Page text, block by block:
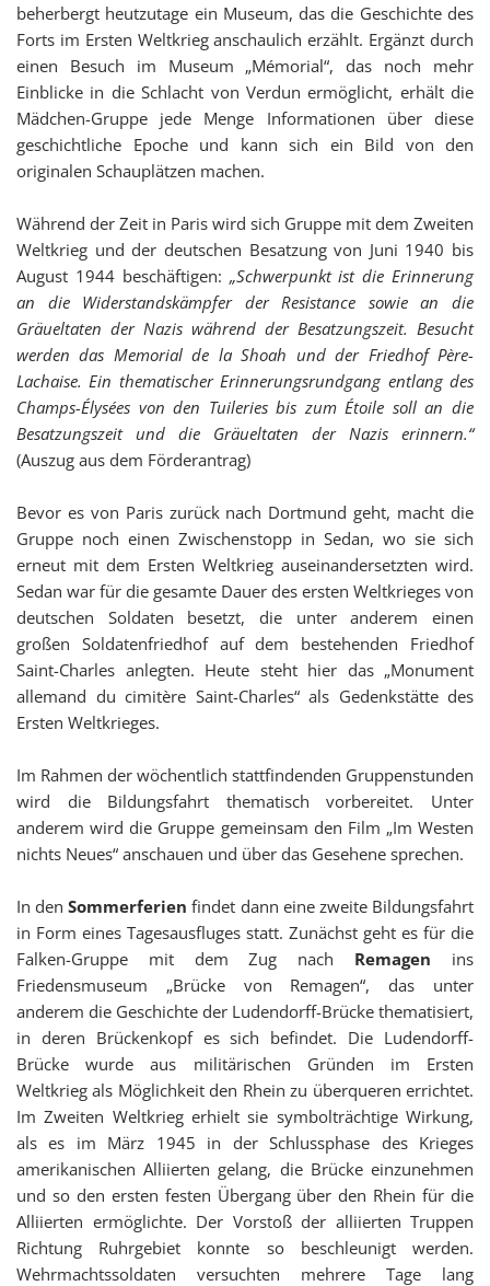
beherbergt heutzutage ein Museum, das die Geschichte des
Forts im Ersten Weltkrieg anschaulich erzählt. Ergänzt durch
einen Besuch im Museum „Mémorial“, das noch mehr
Einblicke in die Schlacht von Verdun ermöglicht, erhält die
Mädchen-Gruppe jede Menge Informationen über diese
geschichtliche Epoche und kann sich ein Bild von den
originalen Schauplätzen machen.
Während der Zeit in Paris wird sich Gruppe mit dem Zweiten
Weltkrieg und der deutschen Besatzung von Juni 1940 bis
August 1944 beschäftigen: „Schwerpunkt ist die Erinnerung
an die Widerstandskämpfer der Resistance sowie an die
Gräueltaten der Nazis während der Besatzungszeit. Besucht
werden das Memorial de la Shoah und der Friedhof Père-
Lachaise. Ein thematischer Erinnerungsrundgang entlang des
Champs-Élysées von den Tuileries bis zum Étoile soll an die
Besatzungszeit und die Gräueltaten der Nazis erinnern.“
(Auszug aus dem Förderantrag)
Bevor es von Paris zurück nach Dortmund geht, macht die
Gruppe noch einen Zwischenstopp in Sedan, wo sie sich
erneut mit dem Ersten Weltkrieg auseinandersetzten wird.
Sedan war für die gesamte Dauer des ersten Weltkrieges von
deutschen Soldaten besetzt, die unter anderem einen
großen Soldatenfriedhof auf dem bestehenden Friedhof
Saint-Charles anlegten. Heute steht hier das „Monument
allemand du cimitère Saint-Charles“ als Gedenkstätte des
Ersten Weltkrieges.
Im Rahmen der wöchentlich stattfindenden Gruppenstunden
wird die Bildungsfahrt thematisch vorbereitet. Unter
anderem wird die Gruppe gemeinsam den Film „Im Westen
nichts Neues“ anschauen und über das Gesehene sprechen.
In denSommerferien findet dann eine zweite Bildungsfahrt
in Form eines Tagesausfluges statt. Zunächst geht es für die
Falken-Gruppe mit dem Zug nach Remagen ins
Friedensmuseum „Brücke von Remagen“, das unter
anderem die Geschichte der Ludendorff-Brücke thematisiert,
in deren Brückenkopf es sich befindet. Die Ludendorff-
Brücke wurde aus militärischen Gründen im Ersten
Weltkrieg als Möglichkeit den Rhein zu überqueren errichtet.
Im Zweiten Weltkrieg erhielt sie symbolträchtige Wirkung,
als es im März 1945 in der Schlussphase des Krieges
amerikanischen Alliierten gelang, die Brücke einzunehmen
und so den ersten festen Übergang über den Rhein für die
Alliierten ermöglichte. Der Vorstoß der alliierten Truppen
Richtung Ruhrgebiet konnte so beschleunigt werden.
Wehrmachtssoldaten versuchten mehrere Tage lang